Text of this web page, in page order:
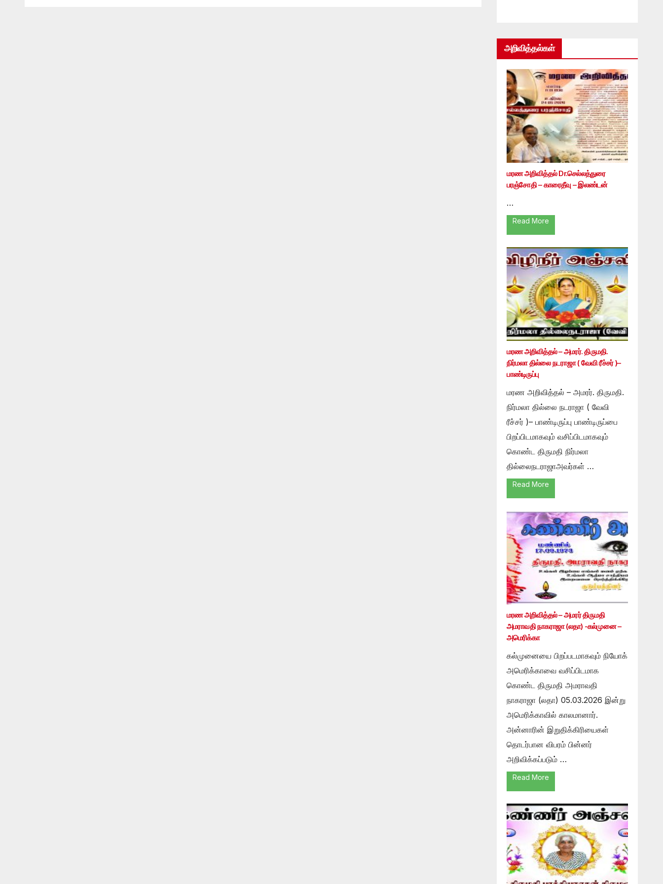
அறிவித்தல்கள்
மரண அறிவித்தல் Dr.செல்லத்துரை
பரஞ்சோதி – காரைதீவு – இலண்டன்
…
Read More
மரண அறிவித்தல் – அமரர். திருமதி.
நிர்மலா தில்லை நடராஜா ( வேவி ரீச்சர் )–
பாண்டிருப்பு
மரண அறிவித்தல் – அமரர். திருமதி.
நிர்மலா தில்லை நடராஜா ( வேவி
ரீச்சர் )– பாண்டிருப்பு பாண்டிருப்பை
பிறப்பிடமாகவும் வசிப்பிடமாகவும்
கொண்ட திருமதி நிர்மலா
தில்லைநடராஜாஅவர்கள் …
Read More
மரண அறிவித்தல் – அமரர் திருமதி
அமராவதி நாகராஜா (லதா) -கல்முனை –
அமெரிக்கா
கல்முனையை பிறப்படமாகவும் நியோக்
அமெரிக்காவை வசிப்பிடமாக
கொண்ட திருமதி அமராவதி
நாகராஜா (லதா) 05.03.2026 இன்று
அமெரிக்காவில் காலமானார்.
அன்னாரின் இறுதிக்கிரியைகள்
தொடர்பான விபரம் பின்னர்
அறிவிக்கப்படும் …
Read More